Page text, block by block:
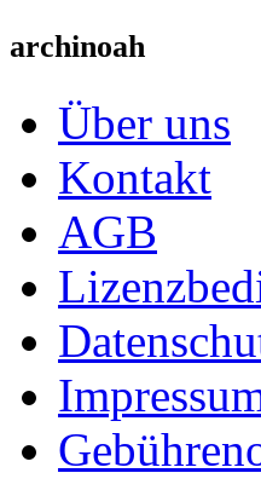
archinoah
Über uns
Kontakt
AGB